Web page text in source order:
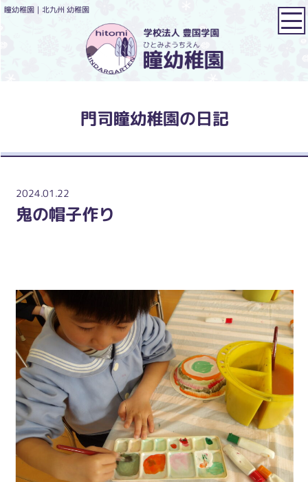
瞳幼稚園｜北九州 幼稚園
門司瞳幼稚園の日記
2024.01.22
鬼の帽子作り